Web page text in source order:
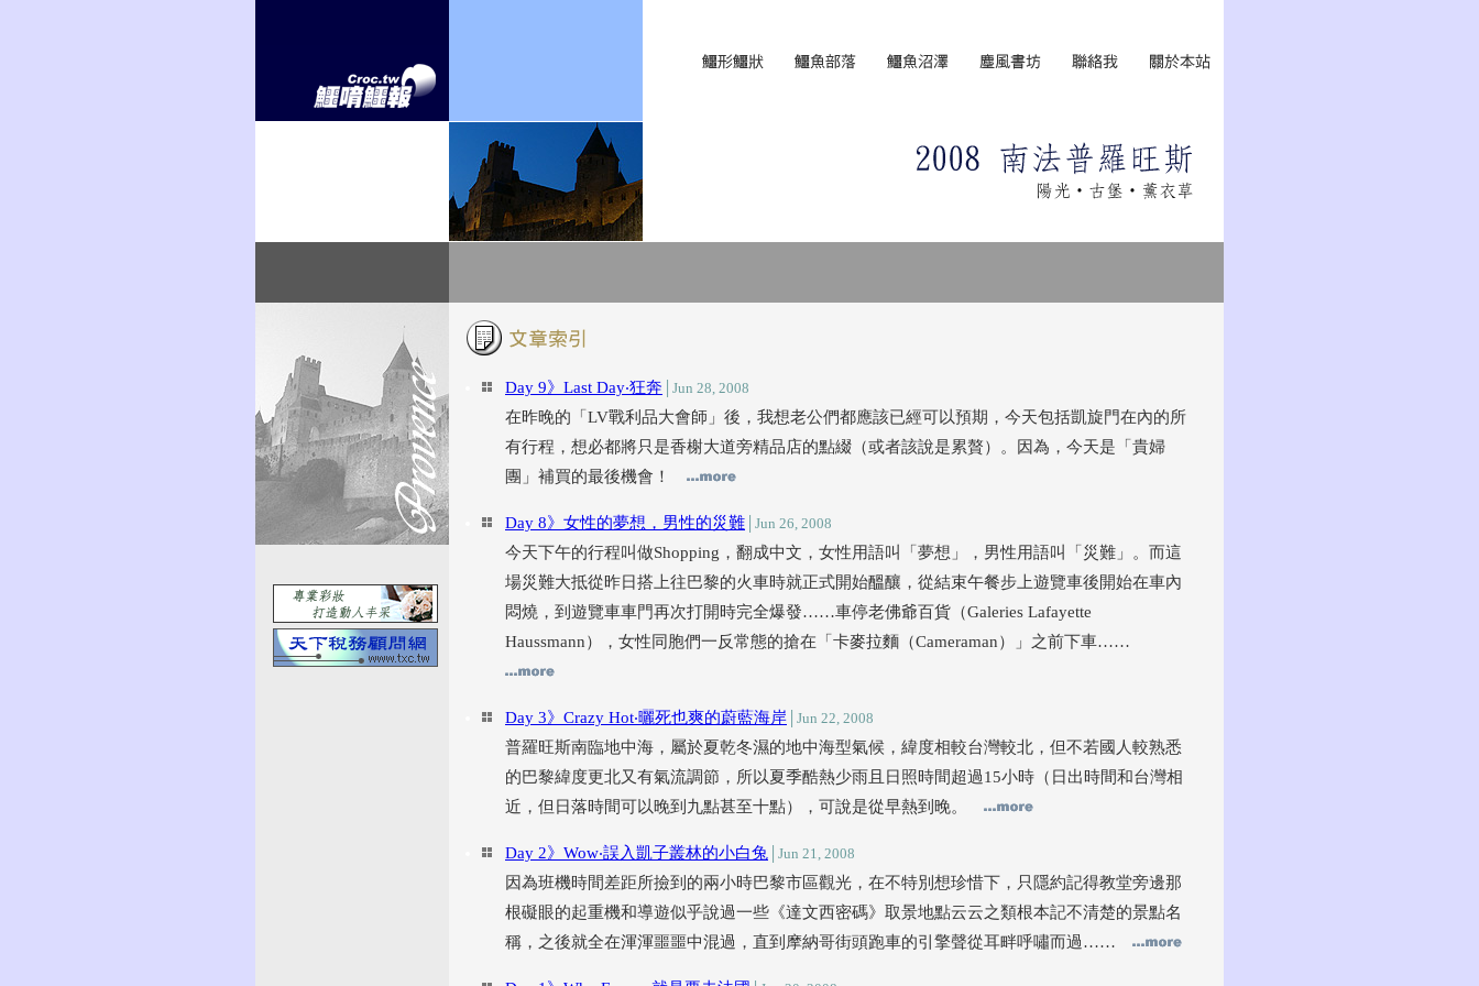
Day 9》Last Day‧狂奔 │Jun 28, 2008
在昨晚的「LV戰利品大會師」後，我想老公們都應該已經可以預期，今天包括凱旋門在內的所
有行程，想必都將只是香榭大道旁精品店的點綴（或者該說是累贅）。因為，今天是「貴婦
團」補買的最後機會！
Day 8》女性的夢想，男性的災難 │Jun 26, 2008
今天下午的行程叫做Shopping，翻成中文，女性用語叫「夢想」，男性用語叫「災難」。而這
場災難大抵從昨日搭上往巴黎的火車時就正式開始醞釀，從結束午餐步上遊覽車後開始在車內
悶燒，到遊覽車車門再次打開時完全爆發……車停老佛爺百貨（Galeries Lafayette
Haussmann），女性同胞們一反常態的搶在「卡麥拉麵（Cameraman）」之前下車……
Day 3》Crazy Hot‧曬死也爽的蔚藍海岸 │Jun 22, 2008
普羅旺斯南臨地中海，屬於夏乾冬濕的地中海型氣候，緯度相較台灣較北，但不若國人較熟悉
的巴黎緯度更北又有氣流調節，所以夏季酷熱少雨且日照時間超過15小時（日出時間和台灣相
近，但日落時間可以晚到九點甚至十點），可說是從早熱到晚。
Day 2》Wow‧誤入凱子叢林的小白兔 │Jun 21, 2008
因為班機時間差距所撿到的兩小時巴黎市區觀光，在不特別想珍惜下，只隱約記得教堂旁邊那
根礙眼的起重機和導遊似乎說過一些《達文西密碼》取景地點云云之類根本記不清楚的景點名
稱，之後就全在渾渾噩噩中混過，直到摩納哥街頭跑車的引擎聲從耳畔呼嘯而過……